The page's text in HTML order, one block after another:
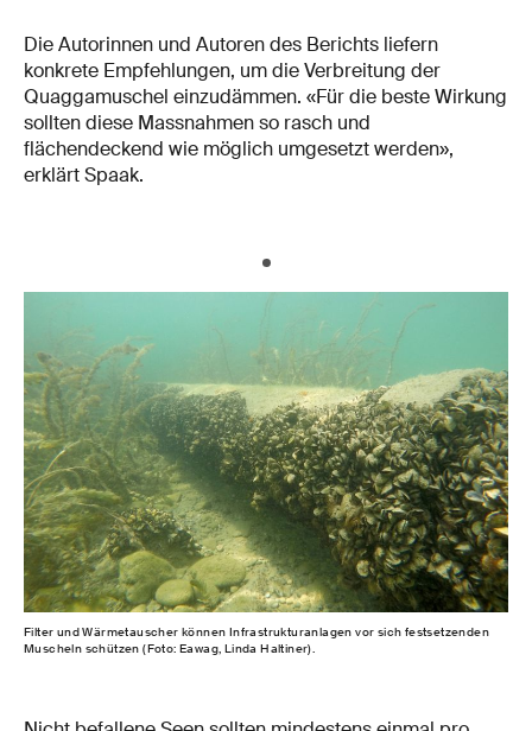
Die Autorinnen und Autoren des Berichts liefern
konkrete Empfehlungen, um die Verbreitung der
Quaggamuschel einzudämmen. «Für die beste Wirkung
sollten diese Massnahmen so rasch und
flächendeckend wie möglich umgesetzt werden»,
erklärt Spaak.
Filter und Wärmetauscher können Infrastrukturanlagen vor sich festsetzenden
Muscheln schützen (Foto: Eawag, Linda Haltiner).